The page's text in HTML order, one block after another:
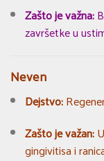
Zašto je važna:
završetke u
Neven
Dejstvo:
Zašto je važan:
gingivitisa i